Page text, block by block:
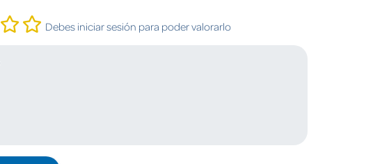
Debes iniciar sesión para poder valorarlo